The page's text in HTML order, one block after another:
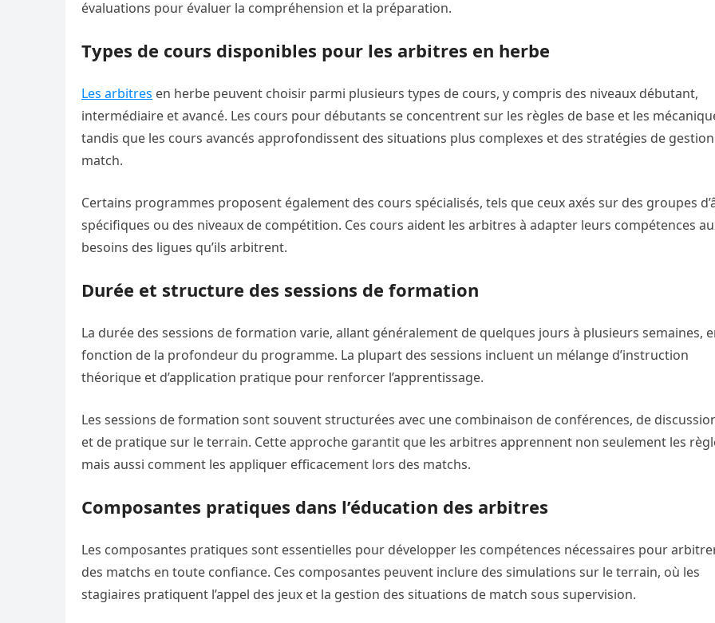
évaluations pour évaluer la compréhension et la préparation.
Types de cours disponibles pour les arbitres en herbe
Les arbitres en herbe peuvent choisir parmi plusieurs types de cours, y compris des niveaux débutant,
intermédiaire et avancé. Les cours pour débutants se concentrent sur les règles de base et les
tandis que les cours avancés approfondissent des situations plus complexes et des stratégies de
match.
Certains programmes proposent également des cours spécialisés, tels que ceux axés sur des groupes
spécifiques ou des niveaux de compétition. Ces cours aident les arbitres à adapter leurs compétences
besoins des ligues qu’ils arbitrent.
Durée et structure des sessions de formation
La durée des sessions de formation varie, allant généralement de quelques jours à plusieurs semaines,
fonction de la profondeur du programme. La plupart des sessions incluent un mélange d’instruction
théorique et d’application pratique pour renforcer l’apprentissage.
Les sessions de formation sont souvent structurées avec une combinaison de conférences, de
et de pratique sur le terrain. Cette approche garantit que les arbitres apprennent non seulement les
mais aussi comment les appliquer efficacement lors des matchs.
Composantes pratiques dans l’éducation des arbitres
Les composantes pratiques sont essentielles pour développer les compétences nécessaires pour
des matchs en toute confiance. Ces composantes peuvent inclure des simulations sur le terrain, où les
stagiaires pratiquent l’appel des jeux et la gestion des situations de match sous supervision.